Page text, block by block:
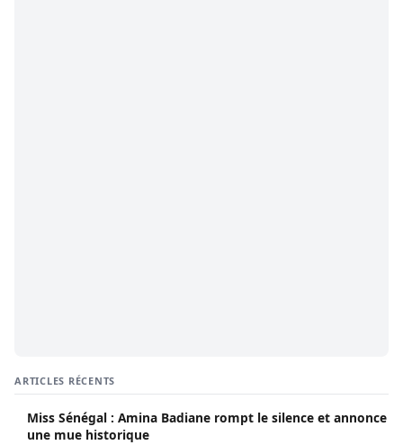
ARTICLES RÉCENTS
Miss Sénégal : Amina Badiane rompt le silence et annonce
une mue historique